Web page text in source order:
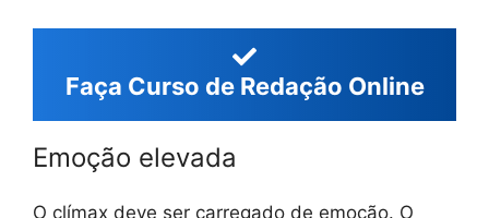
Faça Curso de Redação Online
Emoção elevada
O clímax deve ser carregado de emoção. O